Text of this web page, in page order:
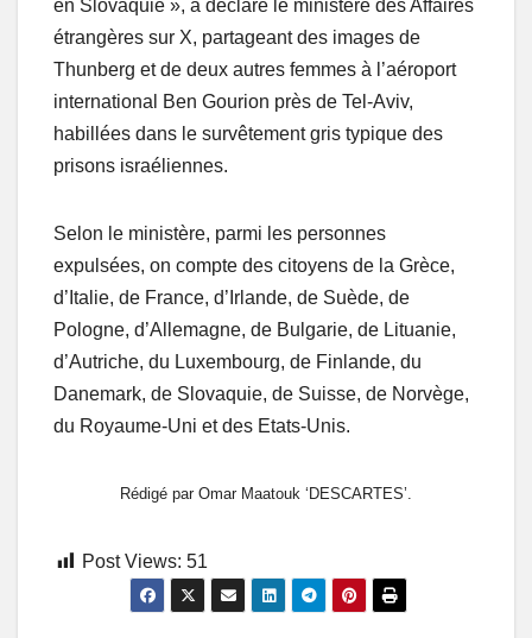
en Slovaquie », a déclaré le ministère des Affaires
étrangères sur X, partageant des images de
Thunberg et de deux autres femmes à l’aéroport
international Ben Gourion près de Tel-Aviv,
habillées dans le survêtement gris typique des
prisons israéliennes.
Selon le ministère, parmi les personnes
expulsées, on compte des citoyens de la Grèce,
d’Italie, de France, d’Irlande, de Suède, de
Pologne, d’Allemagne, de Bulgarie, de Lituanie,
d’Autriche, du Luxembourg, de Finlande, du
Danemark, de Slovaquie, de Suisse, de Norvège,
du Royaume-Uni et des Etats-Unis.
Rédigé par Omar Maatouk ‘DESCARTES’.
Post Views: 51